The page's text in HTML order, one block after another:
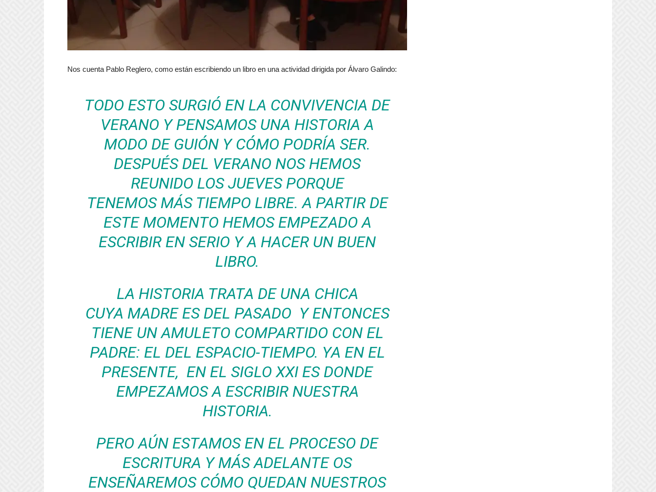
Nos cuenta Pablo Reglero, como están escribiendo un libro en una actividad dirigida por Álvaro Galindo:
TODO ESTO SURGIÓ EN LA CONVIVENCIA DE
VERANO Y PENSAMOS UNA HISTORIA A
MODO DE GUIÓN Y CÓMO PODRÍA SER.
DESPUÉS DEL VERANO NOS HEMOS
REUNIDO LOS JUEVES PORQUE
TENEMOS MÁS TIEMPO LIBRE. A PARTIR DE
ESTE MOMENTO HEMOS EMPEZADO A
ESCRIBIR EN SERIO Y A HACER UN BUEN
LIBRO.
LA HISTORIA TRATA DE UNA CHICA
CUYA MADRE ES DEL PASADO Y ENTONCES
TIENE UN AMULETO COMPARTIDO CON EL
PADRE: EL DEL ESPACIO-TIEMPO. YA EN EL
PRESENTE, EN EL SIGLO XXI ES DONDE
EMPEZAMOS A ESCRIBIR NUESTRA
HISTORIA.
PERO AÚN ESTAMOS EN EL PROCESO DE
ESCRITURA Y MÁS ADELANTE OS
ENSEÑAREMOS CÓMO QUEDAN NUESTROS